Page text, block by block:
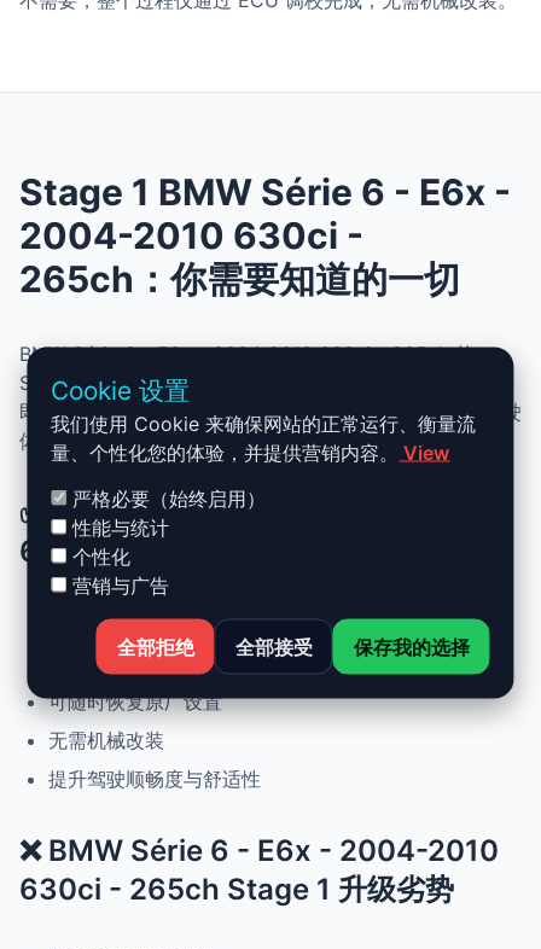
Stage 1 BMW Série 6 - E6x -
2004-2010 630ci -
265ch：你需要知道的一切
BMW Série 6 - E6x - 2004-2010 630ci - 265ch 的
Stage 1 升级结合了性能、安全与简便性。无需机械改动，
即可提升动力、扭矩并优化油耗。非常适合追求更灵敏驾驶
体验且希望保持原厂可靠性的车主。
✅ BMW Série 6 - E6x - 2004-2010
630ci - 265ch Stage 1 升级优势
动力提升高达 +30%，扭矩提升 +25%
正常驾驶下优化油耗
可随时恢复原厂设置
无需机械改装
提升驾驶顺畅度与舒适性
❌ BMW Série 6 - E6x - 2004-2010
630ci - 265ch Stage 1 升级劣势
Cookie 设置
我们使用 Cookie 来确保网站的正常运行、衡量流
量、个性化您的体验，并提供营销内容。
View
严格必要（始终启用）
性能与统计
个性化
营销与广告
全部拒绝 全部接受 保存我的选择